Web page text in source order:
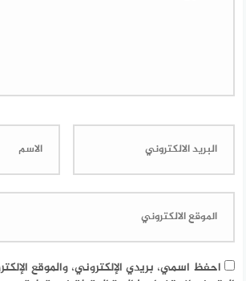
احفظ اسمي، بريدي الإلكتروني، والموقع